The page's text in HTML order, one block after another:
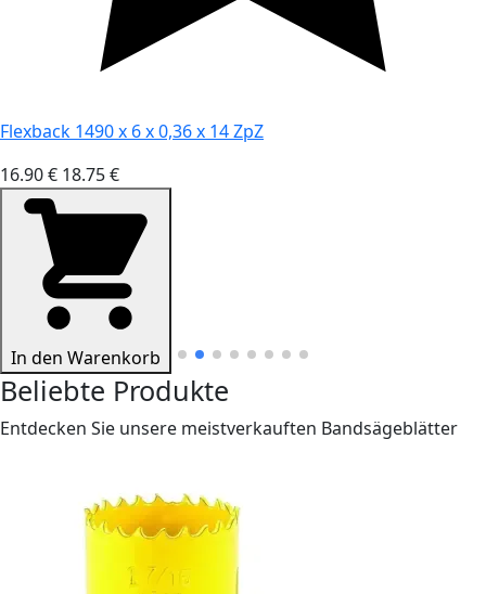
Flexback 1490 x 6 x 0,36 x 14 ZpZ
16.90 € 18.75 €
In den Warenkorb
Beliebte Produkte
Entdecken Sie unsere meistverkauften Bandsägeblätter